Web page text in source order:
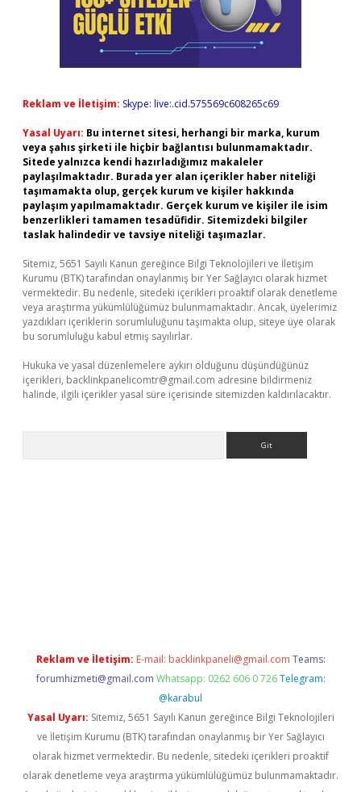
Reklam ve İletişim: Skype: live:.cid.575569c608265c69
Yasal Uyarı: Bu internet sitesi, herhangi bir marka, kurum
veya şahıs şirketi ile hiçbir bağlantısı bulunmamaktadır.
Sitede yalnızca kendi hazırladığımız makaleler
paylaşılmaktadır. Burada yer alan içerikler haber niteliği
taşımamakta olup, gerçek kurum ve kişiler hakkında
paylaşım yapılmamaktadır. Gerçek kurum ve kişiler ile isim
benzerlikleri tamamen tesadüfidir. Sitemizdeki bilgiler
taslak halindedir ve tavsiye niteliği taşımazlar.
Sitemiz, 5651 Sayılı Kanun gereğince Bilgi Teknolojileri ve İletişim
Kurumu (BTK) tarafından onaylanmış bir Yer Sağlayıcı olarak hizmet
vermektedir. Bu nedenle, sitedeki içerikleri proaktif olarak denetleme
veya araştırma yükümlülüğümüz bulunmamaktadır. Ancak, üyelerimiz
yazdıkları içeriklerin sorumluluğunu taşımakta olup, siteye üye olarak
bu sorumluluğu kabul etmiş sayılırlar.
Hukuka ve yasal düzenlemelere aykırı olduğunu düşündüğünüz
içerikleri, backlinkpanelicomtr@gmail.com adresine bildirmeniz
halinde, ilgili içerikler yasal süre içerisinde sitemizden kaldırılacaktır.
Reklam ve İletişim: E-mail: backlinkpaneli@gmail.com Teams:
forumhizmeti@gmail.com Whatsapp: 0262 606 0 726 Telegram:
@karabul
Yasal Uyarı: Sitemiz, 5651 Sayılı Kanun gereğince Bilgi Teknolojileri
ve İletişim Kurumu (BTK) tarafından onaylanmış bir Yer Sağlayıcı
olarak hizmet vermektedir. Bu nedenle, sitedeki içerikleri proaktif
olarak denetleme veya araştırma yükümlülüğümüz bulunmamaktadır.